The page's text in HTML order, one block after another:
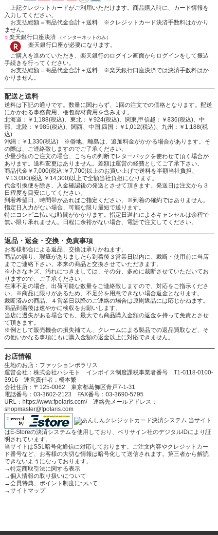
上記クレジットカードがご利用いただけます。商品購入時に、カード情報を
入力してください。
お支払総額＝商品代金合計＋送料 ※クレジットカード決済手数料はかかり
ません。
○楽天銀行口座決済 （インターネットのみ）
楽天銀行口座が必要になります。
ご購入を進めていただき、楽天銀行のログイン画面からログインをして振込
手続きを行ってください。
お支払総額＝商品代金合計＋送料 ※楽天銀行口座決済では決済手数料はか
かりません。
配送と送料
送料は下記の通りです。数量に関わらず、1回の注文での価格となります。配送
にかかわる事務費用、梱包資材費用を含みます。
北海道：￥1,188(税込)、東北：￥924(税込)、関東,甲信越：￥836(税込)、中
部、北陸：￥985(税込)、関西、中国,四国：￥1,012(税込)、九州：￥1,188(税
込)
沖縄：￥1,330(税込) ※僻地、離島は、追加料金がかかる場合があります。そ
の際は、ご連絡致しますのでご了承ください。
少量少額のご注文の場合、こちらの判断でレターパックを使わせて頂く場合が
あります。送料変更はありません。差額は運営の経費としてご了承下さい。
商品代金￥7,000(税込:￥7,700)以上のお買い上げで送料を半額当社負担、
￥13,000(税込:￥14,300)以上で全額当社負担になります。
代金引換便を除き、入金確認後の発送とさせて頂きます。発送日は注文から３
日程度を目安にしてください。
到着希望日、時間帯があればご指定ください。※到着の確約ではありません。
指定日入力がない場合、可能な限り最短で送ります。
特にコンビニ払いは時間がかかります。指定日遅れによるキャンセルは余程で
無い限り承れません。日程に余裕がない場合、電話で注文してください。
返品・返金・交換・免責事項
お客様都合による返品、交換は承りかねます。
商品の誤り、瑕疵がありましたら到着後３営業日以内に、裁断・使用前に当店
までご連絡下さい。本来の商品と交換させていただきます。
※小さなキズ、汚れにつきましては、その分、多めに裁断させていただいてお
りますので、ご了承ください。
在庫不足の場合、出荷可能な数量をご連絡致しますので、対応をご指示くださ
い。※商品に限りがあるため、不足分を用意できない場合返金となります。
裁断済みの商品、４営業日以降のご連絡の場合は原則返品には応じかねます。
商品到着後は速やかに検収をお願いします。
当店に過失がある場合でも、最大でも商品購入金額の返金を持って免責とさせ
て頂きます。
※例として販売機会の損失補てん、クレームによる製品での返品買取など、そ
の他いかなる事項にもに購入金額の返金以上に対応できません。
お店情報
生地のお店：ファッションポラリス
運営会社：株式会社ハシモト インボイス制度課税事業者番号 T1-0118-0100-
3916 運営責任者：橋本繁
会社住所：〒125-0062 東京都葛飾区青戸7-1-31
電話番号：03-3602-2123 FAX番号：03-3690-5795
URL：https://www.fpolaris.com/ 連絡先メールアドレス：
shopmaster@fpolaris.com
当サイト
はE-Storeの決済システムを使用しており、ベリサイン社のデジタルIDにより証
明されています。
当サイトはSSL暗号化通信に対応しております。ご注文内容やクレジットカー
ド番号など、お客様の大切な情報は暗号化して送信されます。第三者から解読
できないようになっております。
→特定商取引法に関する表示
→個人情報の取り扱いについて
→会員特典、ポイント制度について
→サイトマップ